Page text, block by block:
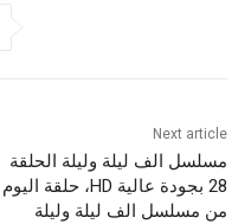
Next article
مسلسل الف ليلة وليلة الحلقة
28 بجودة عالية HD، حلقة اليوم
من مسلسل الف ليلة وليلة